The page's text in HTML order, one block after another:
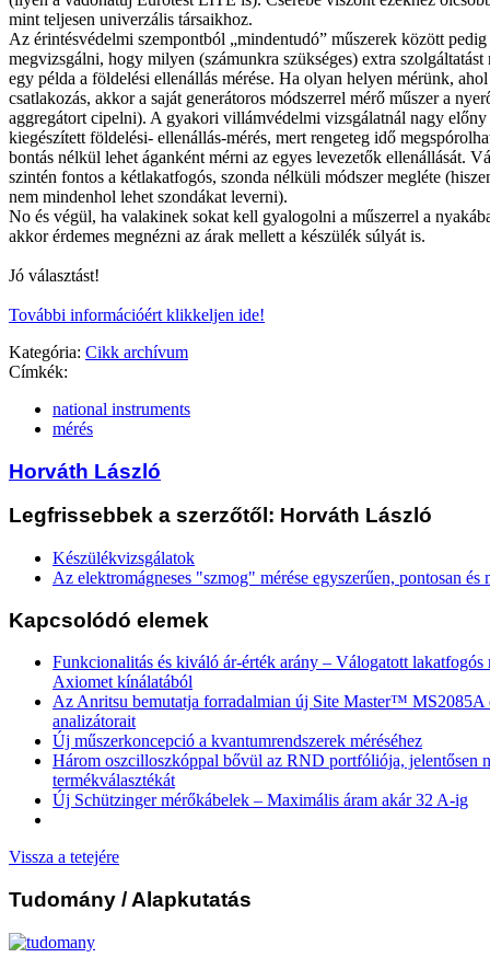
mint teljesen univerzális társaikhoz.
Az érintésvédelmi szempontból „mindentudó” műszerek között pedig
megvizsgálni, hogy milyen (számunkra szükséges) extra
egy példa a földelési ellenállás mérése. Ha olyan helyen mérünk,
csatlakozás, akkor a saját generátoros módszerrel mérő műszer a
aggregátort cipelni). A gyakori villámvédelmi vizsgálatnál nagy
kiegészített földelési- ellenállás-mérés, mert rengeteg idő
bontás nélkül lehet áganként mérni az egyes levezetők ellenállását.
szintén fontos a kétlakatfogós, szonda nélküli módszer megléte
nem mindenhol lehet szondákat leverni).
No és végül, ha valakinek sokat kell gyalogolni a műszerrel a
akkor érdemes megnézni az árak mellett a készülék súlyát is.
Jó választást!
További információért klikkeljen ide!
Kategória: Cikk archívum
Címkék:
national instruments
mérés
Horváth László
Legfrissebbek a szerzőtől: Horváth László
Készülékvizsgálatok
Az elektromágneses "szmog" mérése egyszerűen, pontosan és
Kapcsolódó elemek
Funkcionalitás és kiváló ár-érték arány – Válogatott lakatfogós
Axiomet kínálatából
Az Anritsu bemutatja forradalmian új Site Master™ MS2085A
analizátorait
Új műszerkoncepció a kvantumrendszerek méréséhez
Három oszcilloszkóppal bővül az RND portfóliója, jelentősen
termékválasztékát
Új Schützinger mérőkábelek – Maximális áram akár 32 A-ig
Vissza a tetejére
Tudomány / Alapkutatás